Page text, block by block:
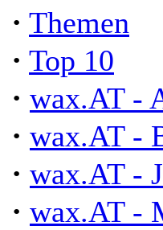
· Themen
· Top 10
· wax.AT -
· wax.AT -
· wax.AT -
· wax.AT -